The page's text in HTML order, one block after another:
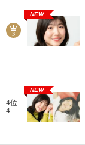
NEW
4位
4
NEW